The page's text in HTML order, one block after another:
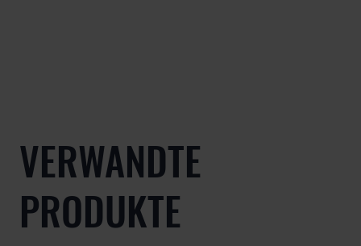
VERWANDTE
PRODUKTE